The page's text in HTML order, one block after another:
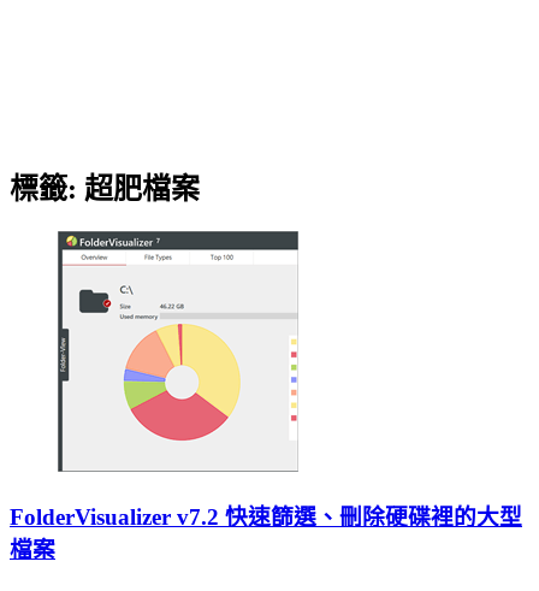
標籤: 超肥檔案
FolderVisualizer v7.2 快速篩選、刪除硬碟裡的大型
檔案